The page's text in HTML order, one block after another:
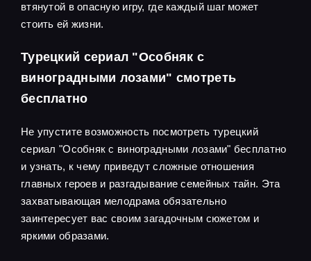
втянутой в опасную игру, где каждый шаг может
стоить ей жизни.
Турецкий сериал "Особняк с
виноградными лозами" смотреть
бесплатно
Не упустите возможность посмотреть турецкий
сериал "Особняк с виноградными лозами" бесплатно
и узнать, к чему приведут сложные отношения
главных героев и разгадывание семейных тайн. Эта
захватывающая мелодрама обязательно
заинтересует вас своим загадочным сюжетом и
яркими образами.